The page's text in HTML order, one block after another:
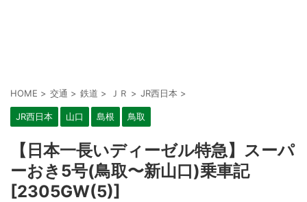
HOME > 交通 > 鉄道 > ＪＲ > JR西日本 >
JR西日本 山口 島根 鳥取
【日本一長いディーゼル特急】スーパ
ーおき5号(鳥取〜新山口)乗車記
[2305GW(5)]